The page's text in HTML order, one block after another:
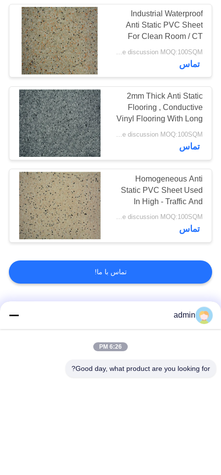
کفپوش وینیل SPC
26
کفپوش های وینیل
WPC
15
Industrial Waterproof
Anti Static PVC Sheet
For Clean Room / CT
Room
price discussion MOQ:100SQM
تماس
2mm Thick Anti Static
Flooring , Conductive
Vinyl Flooring With Long
Service Life
price discussion MOQ:100SQM
تماس
Homogeneous Anti
Static PVC Sheet Used
In High - Traffic And
Industrial Areas
price discussion MOQ:100SQM
تماس
تماس با ما!
دسته بندی های محبوب
admin
6:26 PM
Good day, what product are you looking for?